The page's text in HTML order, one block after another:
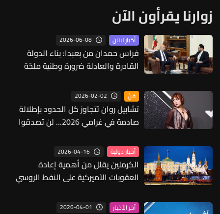
زوارنا يقرأون الآن
أخبار لبنان 2026-06-08
فراس حمدان من بعبدا: بناء الدولة
القادرة والعادلة ضرورة وطنية ملحّة
فنّ 2026-02-02
تشابيل روان تتجاوز كل الحدود بإطلالة
صادمة في غرامي 2026... لن تصدقوا
أخبار دولية 2026-04-16
الكرملين يقلل من أهمية إعادة
العقوبات الأميركية على النفط الروسي
آخر الأخبار 2026-04-01